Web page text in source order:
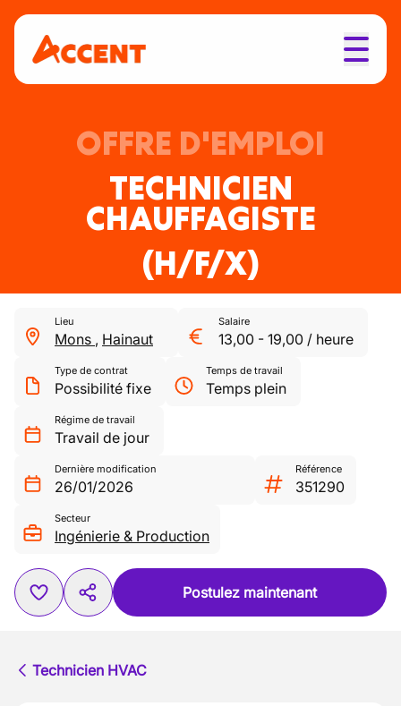
OFFRE D'EMPLOI
TECHNICIEN
CHAUFFAGISTE
(H/F/X)
Lieu
Mons , Hainaut
Salaire
13,00 - 19,00 / heure
Type de contrat
Possibilité fixe
Temps de travail
Temps plein
Régime de travail
Travail de jour
Dernière modification
26/01/2026
Référence
351290
Secteur
Ingénierie & Production
Postulez maintenant
Technicien HVAC